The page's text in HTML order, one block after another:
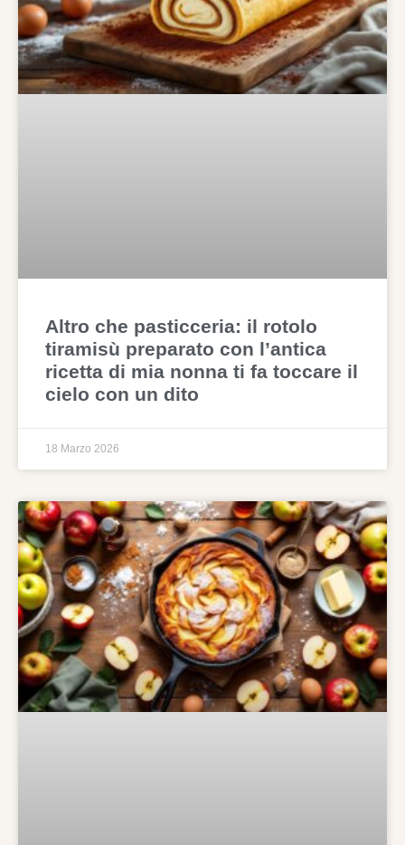
Altro che pasticceria: il rotolo
tiramisù preparato con l’antica
ricetta di mia nonna ti fa toccare il
cielo con un dito
18 Marzo 2026